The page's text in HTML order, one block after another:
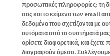
προσωπικές πληροφορίες: τη
σας και το κείμενο των email
δεδομένα που σχετίζονται με
αυτόματα από τα συστήματά
ορίσετε διαφορετικά, και
διαγραφούν άμεσα.